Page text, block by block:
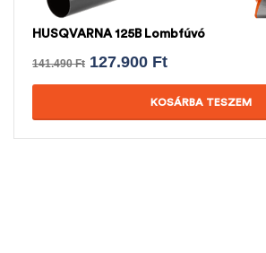
HUSQVARNA 125B Lombfúvó
141.490Ft 127.900 Ft
KOSÁRBA TESZEM